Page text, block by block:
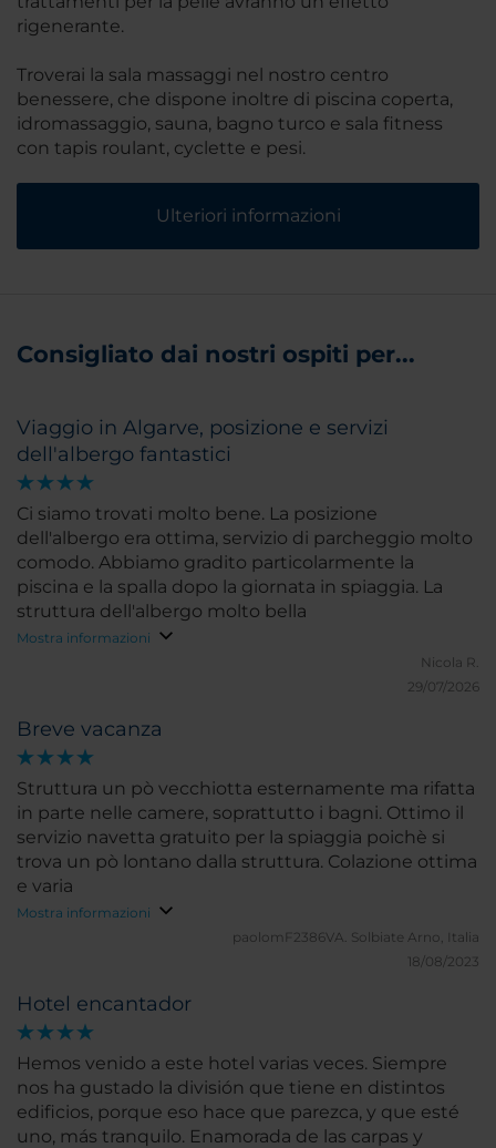
rigenerante.
Troverai la sala massaggi nel nostro centro
benessere, che dispone inoltre di piscina coperta,
idromassaggio, sauna, bagno turco e sala fitness
con tapis roulant, cyclette e pesi.
Ulteriori informazioni
Consigliato dai nostri ospiti per...
Viaggio in Algarve, posizione e servizi
dell'albergo fantastici
Ci siamo trovati molto bene. La posizione
dell'albergo era ottima, servizio di parcheggio molto
comodo. Abbiamo gradito particolarmente la
piscina e la spalla dopo la giornata in spiaggia. La
struttura dell'albergo molto bella
Mostra informazioni
Nicola R.
29/07/2026
Breve vacanza
Struttura un pò vecchiotta esternamente ma rifatta
in parte nelle camere, soprattutto i bagni. Ottimo il
servizio navetta gratuito per la spiaggia poichè si
trova un pò lontano dalla struttura. Colazione ottima
e varia
Mostra informazioni
paolomF2386VA. Solbiate Arno, Italia
18/08/2023
Hotel encantador
Hemos venido a este hotel varias veces. Siempre
nos ha gustado la división que tiene en distintos
edificios, porque eso hace que parezca, y que esté
uno, más tranquilo. Enamorada de las carpas y